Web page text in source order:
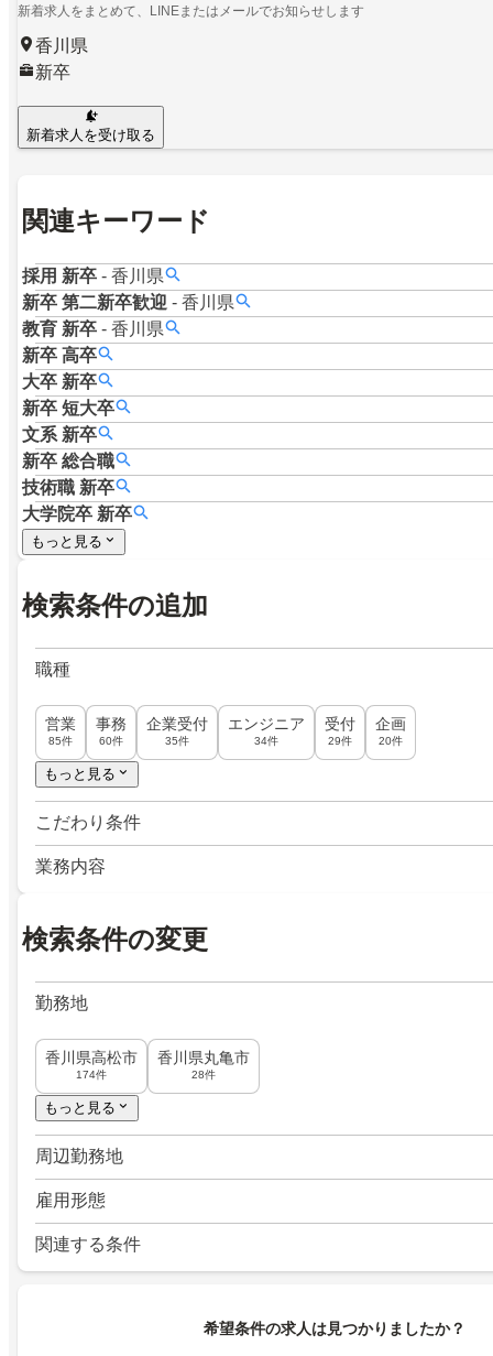
新着求人をまとめて、LINEまたはメールでお知らせします
香川県
新卒
新着求人を受け取る
関連キーワード
採用 新卒 - 香川県
新卒 第二新卒歓迎 - 香川県
教育 新卒 - 香川県
新卒 高卒
大卒 新卒
新卒 短大卒
文系 新卒
新卒 総合職
技術職 新卒
大学院卒 新卒
もっと見る
検索条件の追加
職種
営業
85件
事務
60件
企業受付
35件
エンジニア
34件
受付
29件
企画
20件
もっと見る
こだわり条件
業務内容
検索条件の変更
勤務地
香川県高松市
174件
香川県丸亀市
28件
もっと見る
周辺勤務地
雇用形態
関連する条件
希望条件の求人は見つかりましたか？